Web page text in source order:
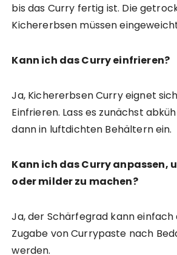
bis das Curry fertig ist. Die
Kichererbsen müssen
Kann ich das Curry einfrieren?
Ja, Kichererbsen Curry eignet
Einfrieren. Lass es zunächst
dann in luftdichten Behältern ein.
Kann ich das Curry anpassen,
oder milder zu machen?
Ja, der Schärfegrad kann einfach
Zugabe von Currypaste nach
werden.